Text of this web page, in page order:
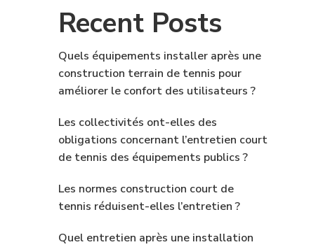
Recent Posts
Quels équipements installer après une
construction terrain de tennis pour
améliorer le confort des utilisateurs ?
Les collectivités ont-elles des
obligations concernant l’entretien court
de tennis des équipements publics ?
Les normes construction court de
tennis réduisent-elles l’entretien ?
Quel entretien après une installation